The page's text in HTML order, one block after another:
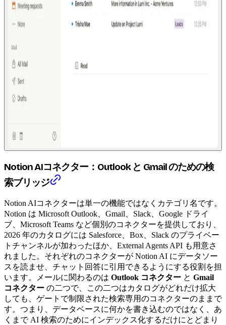
Notion AIコネクター：Outlook と Gmail のための検
索ブリッジ
Notion AIコネクターは単一の機能ではなくカテゴリ名です。
Notion は Microsoft Outlook、Gmail、Slack、Google ドライ
ブ、Microsoft Teams など個別のコネクターを提供しており、
2026 年のカタログには Salesforce、Box、Slack のプライベー
トチャンネルが加わったほか、External Agents API も用意さ
れました。それぞれのコネクターが Notion AI にデータソー
スを読ませ、チャット回答に引用できるようにする役割を担
います。メールに関わるのは Outlook コネクター と Gmail
コネクター の二つで、この二つはカタログがどれだけ拡大
しても、ゲートで制限された検索専用のコネクターのままで
す。つまり、データベースに何かを書き込むのではなく、あ
くまで AI 検索のためにインデックス化するだけにとどまり